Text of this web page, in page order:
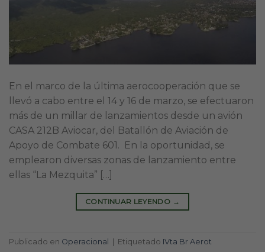
En el marco de la última aerocooperación que se
llevó a cabo entre el 14 y 16 de marzo, se efectuaron
más de un millar de lanzamientos desde un avión
CASA 212B Aviocar, del Batallón de Aviación de
Apoyo de Combate 601. En la oportunidad, se
emplearon diversas zonas de lanzamiento entre
ellas “La Mezquita” […]
CONTINUAR LEYENDO →
Publicado en Operacional Etiquetado IVta Br Aerot